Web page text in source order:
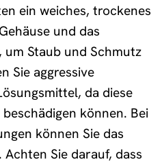
ein weiches, trockenes
und das
Staub und Schmutz
Sie aggressive
da diese
können. Bei
können Sie das
Sie darauf, dass